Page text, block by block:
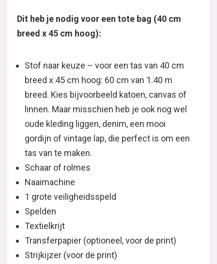
Dit heb je nodig voor een tote bag (40 cm
breed x 45 cm hoog):
Stof naar keuze – voor een tas van 40 cm
breed x 45 cm hoog: 60 cm van 1.40 m
breed. Kies bijvoorbeeld katoen, canvas of
linnen. Maar misschien heb je ook nog wel
oude kleding liggen, denim, een mooi
gordijn of vintage lap, die perfect is om een
tas van te maken.
Schaar of rolmes
Naaimachine
1 grote veiligheidsspeld
Spelden
Textielkrijt
Transferpapier (optioneel, voor de print)
Strijkijzer (voor de print)